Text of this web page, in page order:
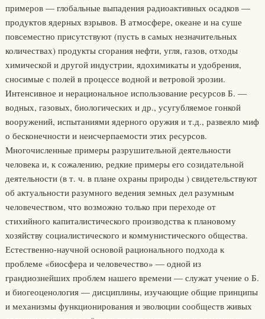
примеров — глобальные выпадения радиоактивных осадков —
продуктов ядерных взрывов. В атмосфере, океане и на суше
повсеместно присутствуют (пусть в самых незначительных
количествах) продукты сгорания нефти, угля, газов, отходы
химической и другой индустрии, ядохимикаты и удобрения,
сносимые с полей в процессе водной и ветровой эрозии.
Интенсивное и нерациональное использование ресурсов Б. —
водных, газовых, биологических и др., усугубляемое гонкой
вооружений, испытаниями ядерного оружия и т.д., развеяло миф
о бесконечности и неисчерпаемости этих ресурсов.
Многочисленные примеры разрушительной деятельности
человека и, к сожалению, редкие примеры его созидательной
деятельности (в т. ч. в плане охраны природы ) свидетельствуют
об актуальности разумного ведения земных дел разумным
человечеством, что возможно только при переходе от
стихийного капиталистического производства к плановому
хозяйству социалистического и коммунистического общества.
Естественно-научной основой рационального подхода к
проблеме «биосфера и человечество» — одной из
грандиознейших проблем нашего времени — служат учение о Б.
и биогеоценология — дисциплины, изучающие общие принципы
и механизмы функционирования и эволюции сообществ живых